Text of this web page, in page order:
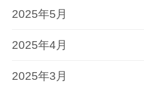
2025年5月
2025年4月
2025年3月